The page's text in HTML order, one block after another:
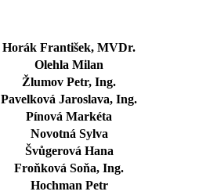
Horák František, MVDr.
Olehla Milan
Žlumov Petr, Ing.
Pavelková Jaroslava, Ing.
Pínová Markéta
Novotná Sylva
Švůgerová Hana
Froňková Soňa, Ing.
Hochman Petr